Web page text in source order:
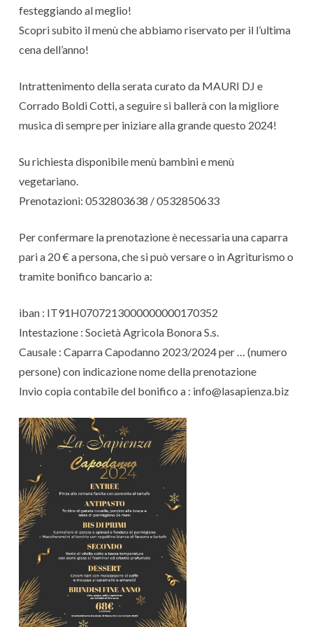
festeggiando al meglio!
Scopri subito il menù che abbiamo riservato per il l’ultima
cena dell’anno!
Intrattenimento della serata curato da MAURI DJ e
Corrado Boldi Cotti, a seguire si ballerà con la migliore
musica di sempre per iniziare alla grande questo 2024!
Su richiesta disponibile menù bambini e menù
vegetariano.
Prenotazioni: 0532803638 / 0532850633
Per confermare la prenotazione è necessaria una caparra
pari a 20 € a persona, che si può versare o in Agriturismo o
tramite bonifico bancario a:
iban : IT91H0707213000000000170352
Intestazione : Società Agricola Bonora S.s.
Causale : Caparra Capodanno 2023/2024 per … (numero
persone) con indicazione nome della prenotazione
Invio copia contabile del bonifico a : info@lasapienza.biz